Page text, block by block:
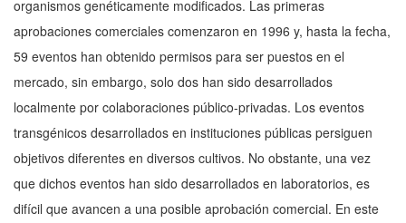
organismos genéticamente modificados. Las primeras
aprobaciones comerciales comenzaron en 1996 y, hasta la fecha,
59 eventos han obtenido permisos para ser puestos en el
mercado, sin embargo, solo dos han sido desarrollados
localmente por colaboraciones público-privadas. Los eventos
transgénicos desarrollados en instituciones públicas persiguen
objetivos diferentes en diversos cultivos. No obstante, una vez
que dichos eventos han sido desarrollados en laboratorios, es
difícil que avancen a una posible aprobación comercial. En este